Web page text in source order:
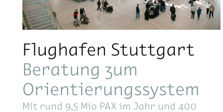
Flughafen Stuttgart
Beratung zum
Orientierungssystem
Mit rund 9,5 Mio PAX im Jahr und 400